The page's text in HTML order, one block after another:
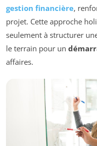
gestion financière,
projet. Cette approche
seulement à structurer
le terrain pour un
affaires.